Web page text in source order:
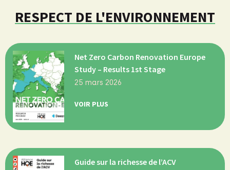
RESPECT DE L'ENVIRONNEMENT
Net Zero Carbon Renovation Europe
Study – Results 1st Stage
25 mars 2026
VOIR PLUS
Guide sur la richesse de l’ACV